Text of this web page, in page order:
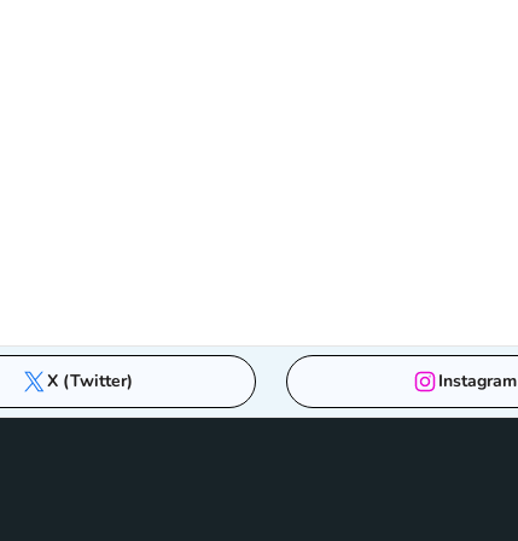
X (Twitter) Instagram